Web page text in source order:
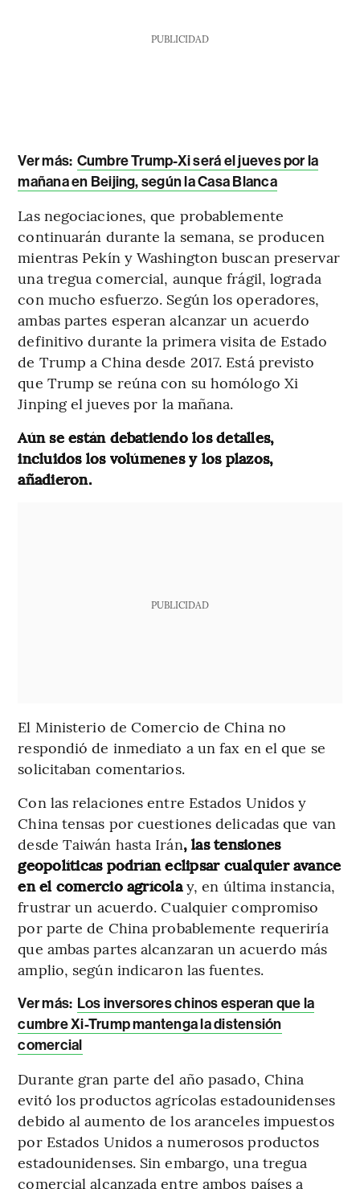
PUBLICIDAD
Ver más: Cumbre Trump-Xi será el jueves por la
mañana en Beijing, según la Casa Blanca
Las negociaciones, que probablemente
continuarán durante la semana, se producen
mientras Pekín y Washington buscan preservar
una tregua comercial, aunque frágil, lograda
con mucho esfuerzo. Según los operadores,
ambas partes esperan alcanzar un acuerdo
definitivo durante la primera visita de Estado
de Trump a China desde 2017. Está previsto
que Trump se reúna con su homólogo Xi
Jinping el jueves por la mañana.
Aún se están debatiendo los detalles,
incluidos los volúmenes y los plazos,
añadieron.
PUBLICIDAD
El Ministerio de Comercio de China no
respondió de inmediato a un fax en el que se
solicitaban comentarios.
Con las relaciones entre Estados Unidos y
China tensas por cuestiones delicadas que van
desde Taiwán hasta Irán, las tensiones
geopolíticas podrían eclipsar cualquier avance
en el comercio agrícolay, en última instancia,
frustrar un acuerdo. Cualquier compromiso
por parte de China probablemente requeriría
que ambas partes alcanzaran un acuerdo más
amplio, según indicaron las fuentes.
Ver más: Los inversores chinos esperan que la
cumbre Xi-Trump mantenga la distensión
comercial
Durante gran parte del año pasado, China
evitó los productos agrícolas estadounidenses
debido al aumento de los aranceles impuestos
por Estados Unidos a numerosos productos
estadounidenses. Sin embargo, una tregua
comercial alcanzada entre ambos países a